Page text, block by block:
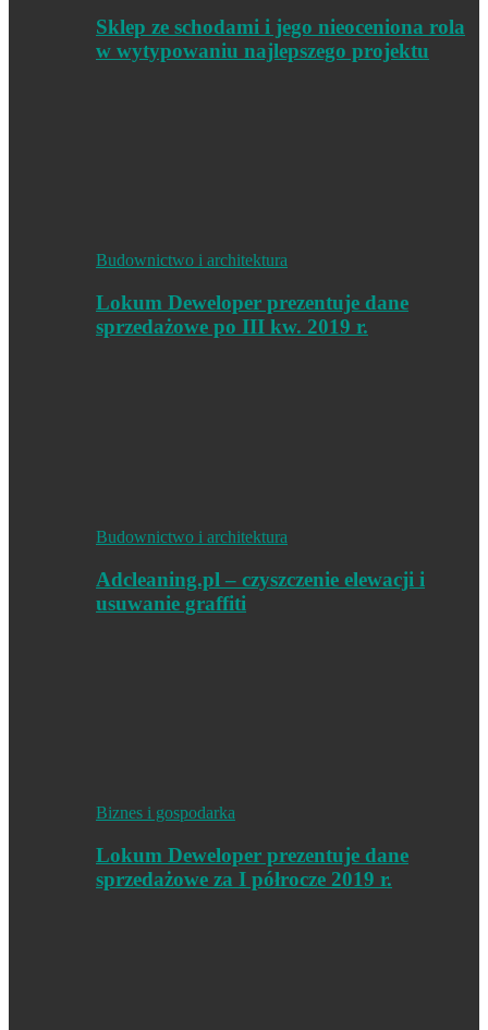
Sklep ze schodami i jego nieoceniona rola
w wytypowaniu najlepszego projektu
Budownictwo i architektura
Lokum Deweloper prezentuje dane
sprzedażowe po III kw. 2019 r.
Budownictwo i architektura
Adcleaning.pl – czyszczenie elewacji i
usuwanie graffiti
Biznes i gospodarka
Lokum Deweloper prezentuje dane
sprzedażowe za I półrocze 2019 r.